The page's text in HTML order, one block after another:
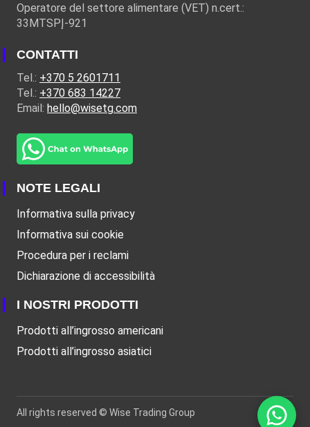
Operatore del settore alimentare (VET) n.cert.:
33MTSPĮ-921
CONTATTI
Tel.: +370 5 2601711
Tel.: +370 683 14227
Email: hello@wisetg.com
NOTE LEGALI
Informativa sulla privacy
Informativa sui cookie
Procedura per i reclami
Dichiarazione di accessibilità
I NOSTRI PRODOTTI
Prodotti all’ingrosso americani
Prodotti all’ingrosso asiatici
All rights reserved © Wise Trading Group